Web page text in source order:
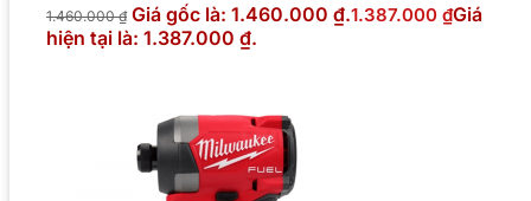
1.460.000₫ Giá gốc là: 1.460.000 ₫.1.387.000 ₫Giá
hiện tại là: 1.387.000 ₫.